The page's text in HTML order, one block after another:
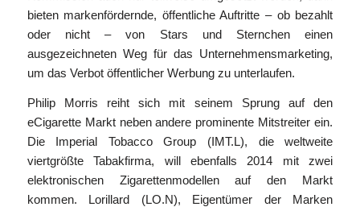
bieten markenfördernde, öffentliche Auftritte – ob bezahlt
oder nicht – von Stars und Sternchen einen
ausgezeichneten Weg für das Unternehmensmarketing,
um das Verbot öffentlicher Werbung zu unterlaufen.
Philip Morris reiht sich mit seinem Sprung auf den
eCigarette Markt neben andere prominente Mitstreiter ein.
Die Imperial Tobacco Group (IMT.L), die weltweite
viertgrößte Tabakfirma, will ebenfalls 2014 mit zwei
elektronischen Zigarettenmodellen auf den Markt
kommen. Lorillard (LO.N), Eigentümer der Marken